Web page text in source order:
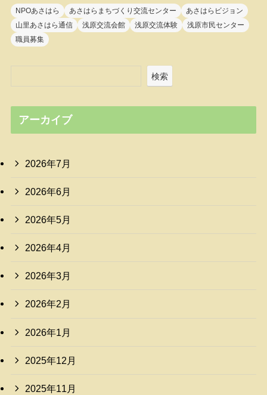
NPOあさはら あさはらまちづくり交流センター
あさはらビジョン
山里あさはら通信
浅原交流会館 浅原交流体験
浅原市民センター
職員募集
検索
アーカイブ
2026年7月
2026年6月
2026年5月
2026年4月
2026年3月
2026年2月
2026年1月
2025年12月
2025年11月